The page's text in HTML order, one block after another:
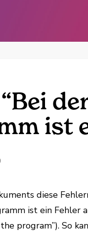
ist
diese
ist ein Fehler
the program”). So